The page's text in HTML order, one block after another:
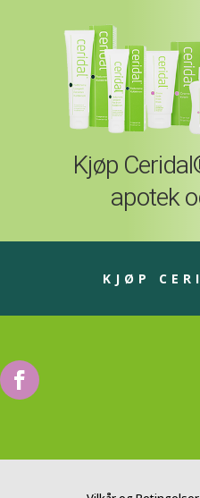
Kjøp
apotek
KJØP